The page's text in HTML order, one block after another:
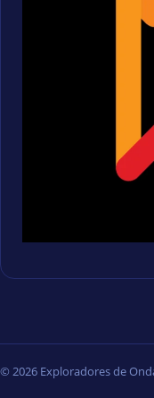
© 2026 Exploradores de